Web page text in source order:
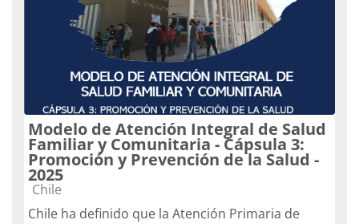
Modelo de Atención Integral de Salud
Familiar y Comunitaria - Cápsula 3:
Promoción y Prevención de la Salud -
2025
Categoría de cursos
Chile
Chile ha definido que la Atención Primaria de